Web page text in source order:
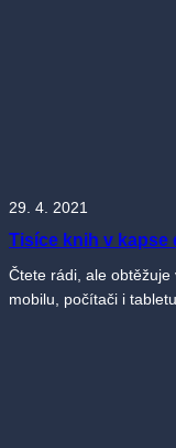
29. 4. 2021
Tisíce knih v kapse
Čtete rádi, ale
mobilu, počítači i